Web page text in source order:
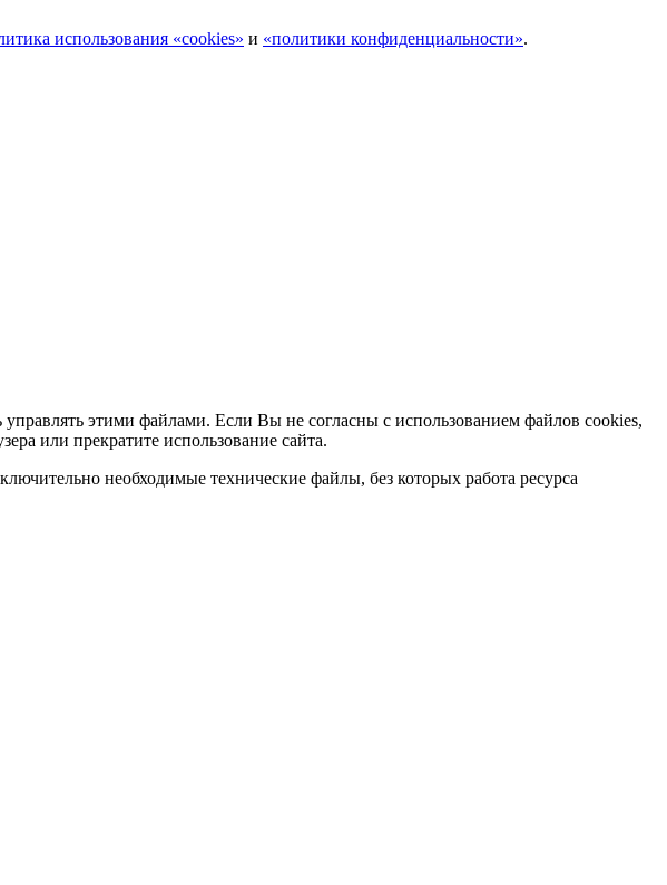
использования «cookies» и «политики конфиденциальности».
этими файлами. Если Вы не согласны с использованием файлов cookies,
или прекратите использование сайта.
необходимые технические файлы, без которых работа ресурса